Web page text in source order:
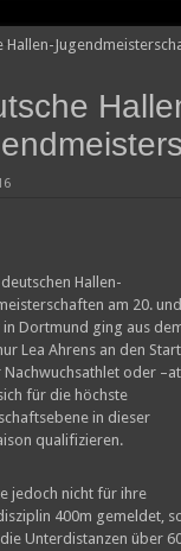
Hallen-
am 20.
in Dortmund ging aus
Lea Ahrens an den
Nachwuchsathlet oder
für die höchste
in dieser
qualifizieren.
jedoch nicht für ihre
400m gemeldet,
Unterdistanzen über